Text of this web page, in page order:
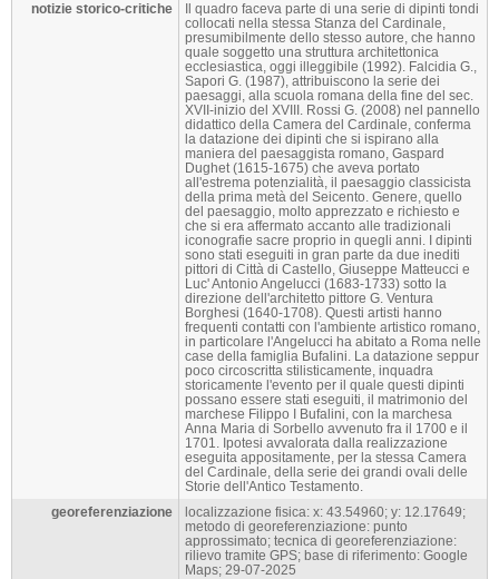
notizie storico-critiche
Il quadro faceva parte di una serie di dipinti tondi
collocati nella stessa Stanza del Cardinale,
presumibilmente dello stesso autore, che hanno
quale soggetto una struttura architettonica
ecclesiastica, oggi illeggibile (1992). Falcidia G.,
Sapori G. (1987), attribuiscono la serie dei
paesaggi, alla scuola romana della fine del sec.
XVII-inizio del XVIII. Rossi G. (2008) nel pannello
didattico della Camera del Cardinale, conferma
la datazione dei dipinti che si ispirano alla
maniera del paesaggista romano, Gaspard
Dughet (1615-1675) che aveva portato
all'estrema potenzialità, il paesaggio classicista
della prima metà del Seicento. Genere, quello
del paesaggio, molto apprezzato e richiesto e
che si era affermato accanto alle tradizionali
iconografie sacre proprio in quegli anni. I dipinti
sono stati eseguiti in gran parte da due inediti
pittori di Città di Castello, Giuseppe Matteucci e
Luc' Antonio Angelucci (1683-1733) sotto la
direzione dell'architetto pittore G. Ventura
Borghesi (1640-1708). Questi artisti hanno
frequenti contatti con l'ambiente artistico romano,
in particolare l'Angelucci ha abitato a Roma nelle
case della famiglia Bufalini. La datazione seppur
poco circoscritta stilisticamente, inquadra
storicamente l'evento per il quale questi dipinti
possano essere stati eseguiti, il matrimonio del
marchese Filippo I Bufalini, con la marchesa
Anna Maria di Sorbello avvenuto fra il 1700 e il
1701. Ipotesi avvalorata dalla realizzazione
eseguita appositamente, per la stessa Camera
del Cardinale, della serie dei grandi ovali delle
Storie dell'Antico Testamento.
georeferenziazione
localizzazione fisica: x: 43.54960; y: 12.17649;
metodo di georeferenziazione: punto
approssimato; tecnica di georeferenziazione:
rilievo tramite GPS; base di riferimento: Google
Maps; 29-07-2025